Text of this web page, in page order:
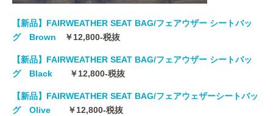
【新品】FAIRWEATHER SEAT BAG/フェアウザー シートバッ
グ Brown
￥12,800-税抜
【新品】FAIRWEATHER SEAT BAG/フェアウザー シートバッ
グ Black
￥12,800-税抜
【新品】 FAIRWEATHER SEAT BAG/フェアウェザーシートバッ
グ Olive
￥12,800-税抜